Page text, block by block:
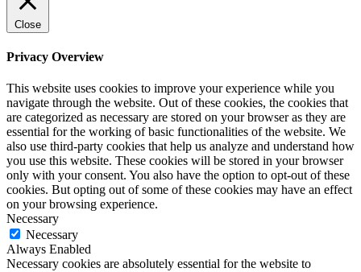
Close
Privacy Overview
This website uses cookies to improve your experience while you
navigate through the website. Out of these cookies, the cookies that
are categorized as necessary are stored on your browser as they are
essential for the working of basic functionalities of the website. We
also use third-party cookies that help us analyze and understand how
you use this website. These cookies will be stored in your browser
only with your consent. You also have the option to opt-out of these
cookies. But opting out of some of these cookies may have an effect
on your browsing experience.
Necessary
Necessary
Always Enabled
Necessary cookies are absolutely essential for the website to